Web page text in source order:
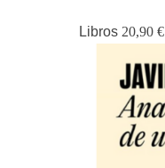
Libros 20,90€